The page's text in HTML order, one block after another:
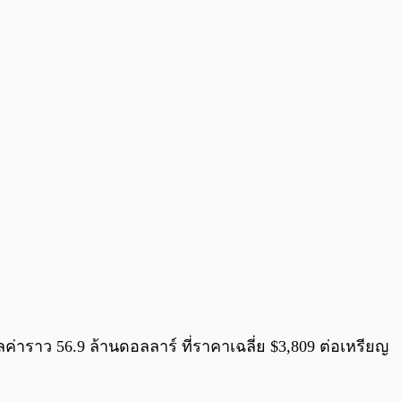
ค่าราว 56.9 ล้านดอลลาร์ ที่ราคาเฉลี่ย $3,809 ต่อเหรียญ